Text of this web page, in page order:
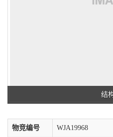
结
物竞编号 WJA19968